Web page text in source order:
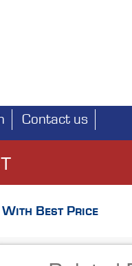
Contact us
With Best Price